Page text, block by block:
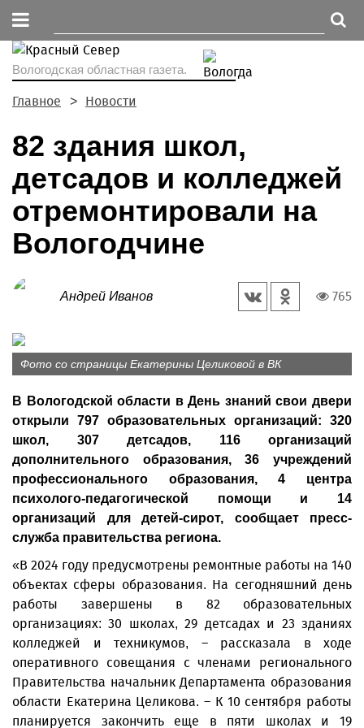
Вологодская областная газета.
Главное Новости
82 здания школ,
детсадов и колледжей
отремонтировали на
Вологодчине
Андрей Иванов 765
Фото со страницы Екатерины Целиковой в ВК
В Вологодской области в День знаний свои двери
открыли 797 образовательных организаций: 320
школ, 307 детсадов, 116 организаций
дополнительного образования, 36 учреждений
профессионального образования, 4 центра
психолого-педагогической помощи и 14
организаций для детей-сирот, сообщает пресс-
служба правительства региона.
«В 2024 году предусмотрены ремонтные работы на 140
объектах сферы образования. На сегодняшний день
работы завершены в 82 образовательных
организациях: 30 школах, 29 детсадах и 23 зданиях
колледжей и техникумов, – рассказала в ходе
оперативного совещания с членами регионального
Правительства начальник Департамента образования
области Екатерина Целикова. – К 10 сентября работы
планируется закончить еще в пяти школах и 19